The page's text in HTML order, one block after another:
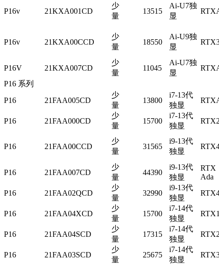
P16v 21KXA001CD
少
量
13515
Ai-U7独
显
P16v 21KXA00CCD
少
量
18550
Ai-U9独
显
P16V 21KXA007CD
少
量
11045
Ai-U7独
显
P16 系列
P16
21FAA005CD
少
量
13800
i7-13代
独显
P16 21FAA000CD
少
量
15700
i7-13代
独显
P16 21FAA00CCD
少
量
31565
i9-13代
独显
P16 21FAA007CD
少
量
44390
i9-13代
独显
RTX
Ada
P16
21FAA02QCD
少
量
32990
i9-13代
独显
P16 21FAA04XCD
少
量
15700
i7-14代
独显
P16 21FAA04SCD
少
量
17315
i7-14代
独显
P16 21FAA03SCD
少
量
25675
i7-14代
独显